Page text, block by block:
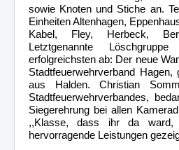
Datenschutz
sowie Knoten und Stiche an.
Einheiten Altenhagen,
Kabel, Fley, Herbeck,
Letztgenannte
erfolgreichsten ab: Der neue
Stadtfeuerwehrverband
aus Halden. Christian
Stadtfeuerwehrverbandes,
Siegerehrung bei allen
,,Klasse, dass ihr da ward,
hervorragende Leistungen